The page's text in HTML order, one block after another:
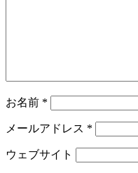
お名前 *
メールアドレス *
ウェブサイト